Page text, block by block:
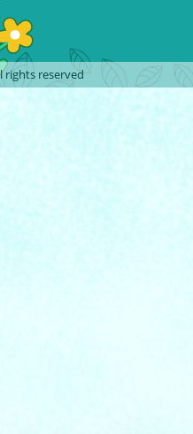
rights reserved